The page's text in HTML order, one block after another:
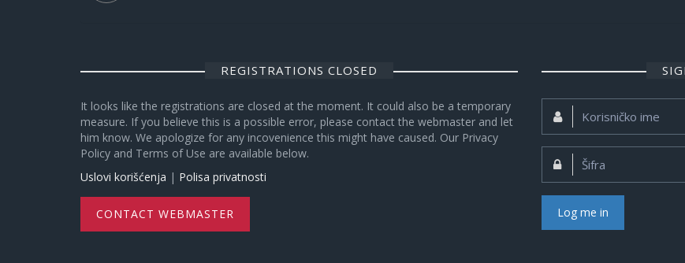
REGISTRATIONS CLOSED
It looks like the registrations are closed at the moment. It could also be a temporary
measure. If you believe this is a possible error, please contact the webmaster and let
him know. We apologize for any incovenience this might have caused. Our Privacy
Policy and Terms of Use are available below.
Uslovi korišćenja | Polisa privatnosti
CONTACT WEBMASTER
Korisničko
Šifra:
Log me in